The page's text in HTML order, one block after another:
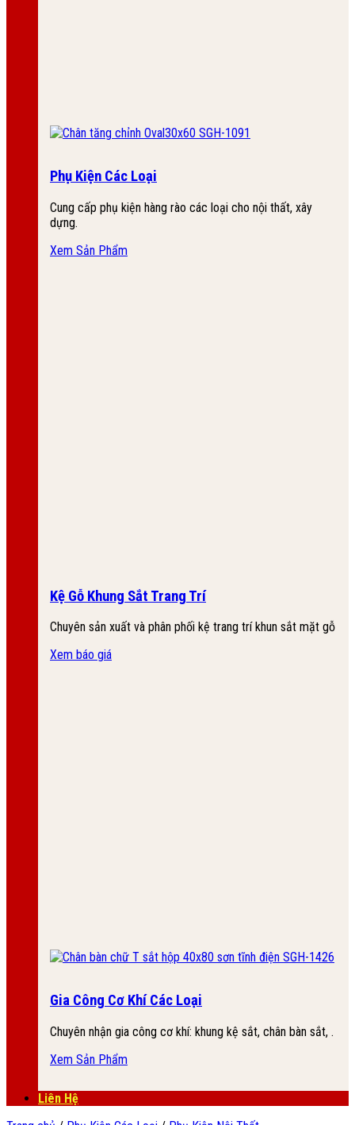
Phụ Kiện Các Loại
Cung cấp phụ kiện hàng rào các loại cho nội thất, xây
dựng.
Xem Sản Phẩm
Kệ Gỗ Khung Sắt Trang Trí
Chuyên sản xuất và phân phối kệ trang trí khun sắt mặt gỗ
Xem báo giá
Gia Công Cơ Khí Các Loại
Chuyên nhận gia công cơ khí: khung kệ sắt, chân bàn sắt, .
Xem Sản Phẩm
Liên Hệ